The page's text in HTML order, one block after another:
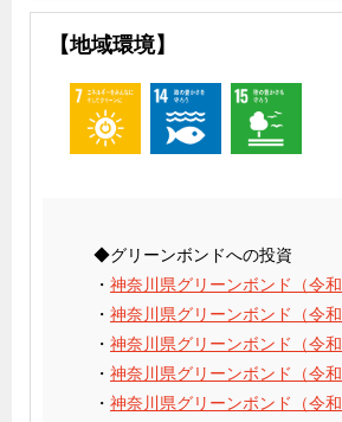
【地域環境】
◆グリーンボンドへの投資
・ 神奈川県グリーンボンド（令和
・ 神奈川県グリーンボンド（令和
・ 神奈川県グリーンボンド（令和
・ 神奈川県グリーンボンド（令和
・ 神奈川県グリーンボンド（令和